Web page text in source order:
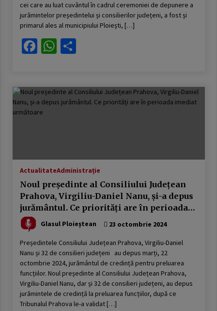
cei care au luat cuvântul în cadrul ceremoniei de depunere a
jurămintelor președintelui și consilierilor județeni, a fost și
primarul ales al municipiului Ploiești, […]
Facebook
WhatsApp
Partajează
ActualitateAdministrație
Noul președinte al Consiliului Județean
Prahova, Virgiliu-Daniel Nanu, și-a depus
jurământul. Ce priorități are în perioada
imediat următoare
Glasul Ploieștean 23 octombrie 2024
Președintele Consiliului Județean Prahova, Virgiliu-Daniel
Nanu și 32 de consilieri județeni au depus marți, 22
octombrie 2024, jurământul de credință pentru preluarea
funcțiilor. Noul președinte al Consiliului Județean Prahova,
Virgiliu-Daniel Nanu, dar și 32 de consilieri județeni, au depus
jurămintele de credință la preluarea funcțiilor, după ce
Tribunalul Prahova le-a validat […]